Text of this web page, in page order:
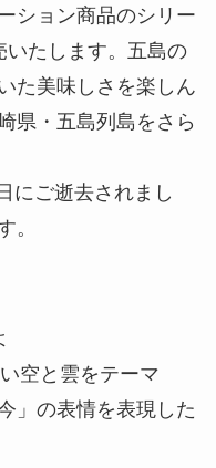
ション商品のシリー
いたします。五島の
た美味しさを楽しん
県・五島列島をさら
にご逝去されまし
。
空と雲をテーマ
」の表情を表現した